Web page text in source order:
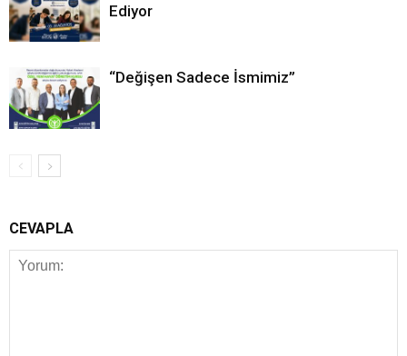
Ediyor
“Değişen Sadece İsmimiz”
CEVAPLA